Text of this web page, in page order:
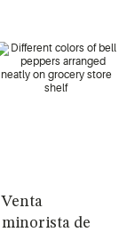
Venta
minorista de